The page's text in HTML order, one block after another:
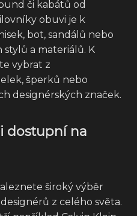
či kabátů od
obuvi je k
bot, sandálů nebo
a materiálů. K
vybrat z
šperků nebo
designérských značek.
dostupní na
široký výběr
z celého světa.